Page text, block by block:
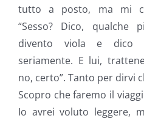
tutto a posto, ma mi
“Sesso? Dico, qualche
divento viola e dico
seriamente. E lui,
no, certo”. Tanto per dirvi
Scopro che faremo il
Io avrei voluto leggere,